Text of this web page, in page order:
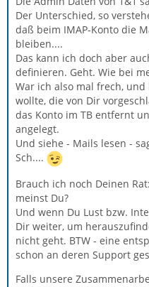
Der Unterschied, so
daß beim IMAP-Konto die
bleiben....
Das kann ich doch aber
definieren. Geht. Wie bei
War ich also mal frech,
wollte, die von Dir
das Konto im TB entfernt
angelegt.
Und siehe - Mails lesen -
Sch....
Brauch ich noch Deinen
meinst Du?
Und wenn Du Lust bzw.
Dir weiter, um
nicht geht. BTW - eine
schon an deren Support
Falls unsere